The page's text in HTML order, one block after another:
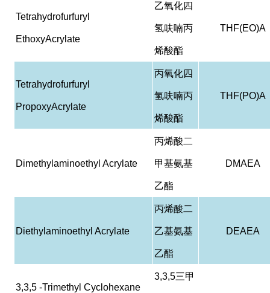
Tetrahydrofurfuryl
EthoxyAcrylate
乙氧化四
氢呋喃丙
烯酸酯
THF(EO)A
Tetrahydrofurfuryl
PropoxyAcrylate
丙氧化四
氢呋喃丙
烯酸酯
THF(PO)A
Dimethylaminoethyl Acrylate
丙烯酸二
甲基氨基
乙酯
DMAEA
Diethylaminoethyl Acrylate
丙烯酸二
乙基氨基
乙酯
DEAEA
3,3,5 -Trimethyl Cyclohexane
3,3,5三甲